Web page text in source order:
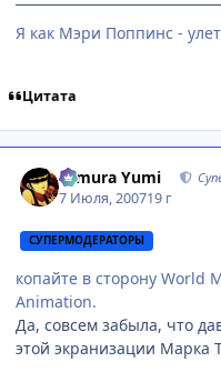
Я как Мэри Поппинс -
Цитата
Himura Yumi
7 Июля, 200719 г
СУПЕРМОДЕРАТОРЫ
копайте в сторону World
Animation.
Да, совсем забыла, что
этой экранизации Марка